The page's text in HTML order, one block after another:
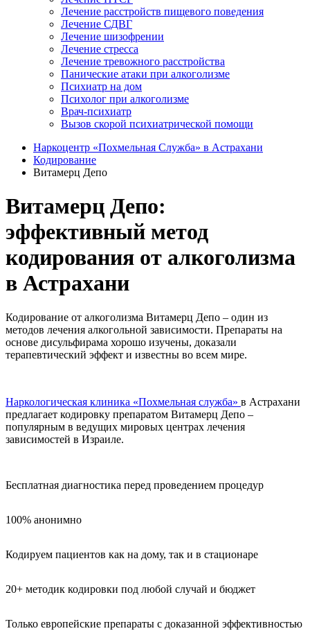
Лечение расстройств пищевого поведения
Лечение СДВГ
Лечение шизофрении
Лечение стресса
Лечение тревожного расстройства
Панические атаки при алкоголизме
Психиатр на дом
Психолог при алкоголизме
Врач-психиатр
Вызов скорой психиатрической помощи
Наркоцентр «Похмельная Служба» в Астрахани
Кодирование
Витамерц Депо
Витамерц Депо:
эффективный метод
кодирования от алкоголизма
в Астрахани
Кодирование от алкоголизма Витамерц Депо – один из
методов лечения алкогольной зависимости. Препараты на
основе дисульфирама хорошо изучены, доказали
терапевтический эффект и известны во всем мире.
Наркологическая клиника «Похмельная служба» в Астрахани
предлагает кодировку препаратом Витамерц Депо –
популярным в ведущих мировых центрах лечения
зависимостей в Израиле.
Бесплатная диагностика перед проведением процедур
100% анонимно
Кодируем пациентов как на дому, так и в стационаре
20+ методик кодировки под любой случай и бюджет
Только европейские препараты с доказанной эффективностью